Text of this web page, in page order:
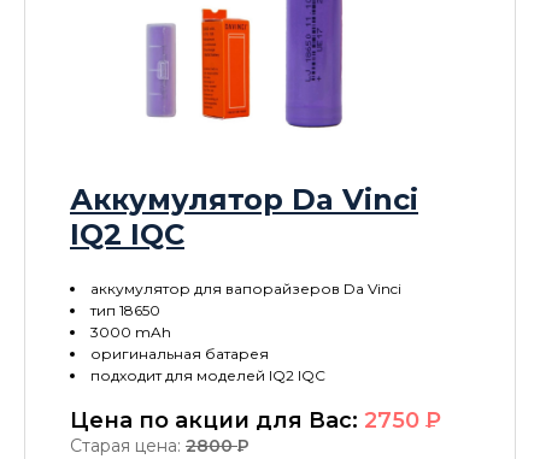
Аккумулятор Da Vinci
IQ2 IQC
аккумулятор для вапорайзеров Da Vinci
тип 18650
3000 mAh
оригинальная батарея
подходит для моделей IQ2 IQC
Цена по акции для Вас: 2750 P
Старая цена: 2800P